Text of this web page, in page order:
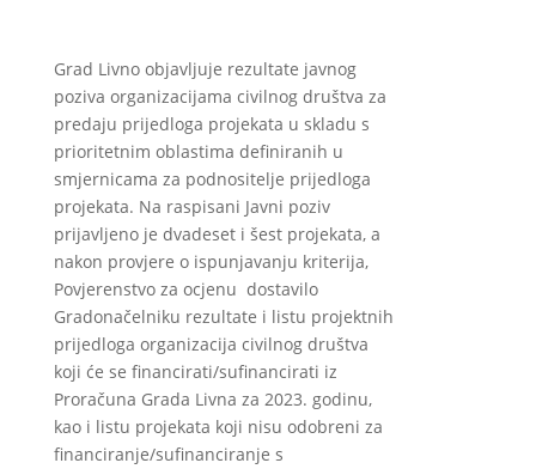
Grad Livno objavljuje rezultate javnog
poziva organizacijama civilnog društva za
predaju prijedloga projekata u skladu s
prioritetnim oblastima definiranih u
smjernicama za podnositelje prijedloga
projekata. Na raspisani Javni poziv
prijavljeno je dvadeset i šest projekata, a
nakon provjere o ispunjavanju kriterija,
Povjerenstvo za ocjenu dostavilo
Gradonačelniku rezultate i listu projektnih
prijedloga organizacija civilnog društva
koji će se financirati/sufinancirati iz
Proračuna Grada Livna za 2023. godinu,
kao i listu projekata koji nisu odobreni za
financiranje/sufinanciranje s